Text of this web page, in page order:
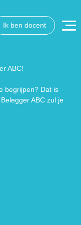
Ik ben docent
ABC!
begrijpen? Dat is
ABC zul je
handje.